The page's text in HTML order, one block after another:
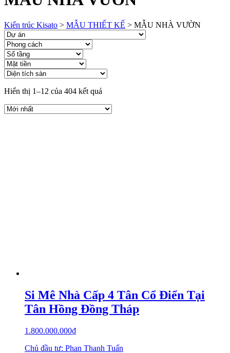
Kiến trúc Kisato > MẪU THIẾT KẾ > MẪU NHÀ VƯỜN
Hiển thị 1–12 của 404 kết quả
Si Mê Nhà Cấp 4 Tân Cổ Điển Tại
Tân Hồng Đồng Tháp
1.800.000.000₫
Chủ đầu tư: Phan Thanh Tuấn